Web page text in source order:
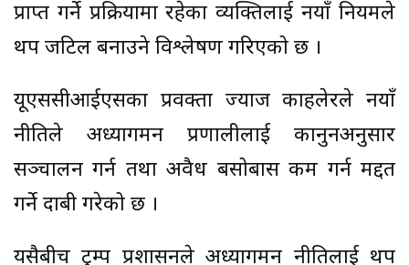
प्राप्त गर्ने प्रक्रियामा रहेका व्यक्तिलाई नयाँ नियमले
थप जटिल बनाउने विश्लेषण गरिएको छ ।
यूएससीआईएसका प्रवक्ता ज्याज काहलेरले नयाँ
नीतिले अध्यागमन प्रणालीलाई कानुनअनुसार
सञ्चालन गर्न तथा अवैध बसोबास कम गर्न मद्दत
गर्ने दाबी गरेको छ ।
यसैबीच ट्रम्प प्रशासनले अध्यागमन नीतिलाई थप